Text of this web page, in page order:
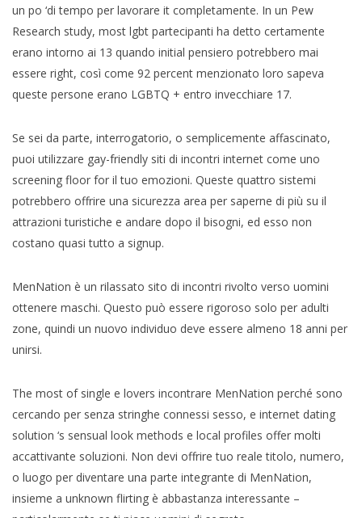
un po ‘di tempo per lavorare it completamente. In un Pew
Research study, most lgbt partecipanti ha detto certamente
erano intorno ai 13 quando initial pensiero potrebbero mai
essere right, così come 92 percent menzionato loro sapeva
queste persone erano LGBTQ + entro invecchiare 17.
Se sei da parte, interrogatorio, o semplicemente affascinato,
puoi utilizzare gay-friendly siti di incontri internet come uno
screening floor for il tuo emozioni. Queste quattro sistemi
potrebbero offrire una sicurezza area per saperne di più su il
attrazioni turistiche e andare dopo il bisogni, ed esso non
costano quasi tutto a signup.
MenNation è un rilassato sito di incontri rivolto verso uomini
ottenere maschi. Questo può essere rigoroso solo per adulti
zone, quindi un nuovo individuo deve essere almeno 18 anni per
unirsi.
The most of single e lovers incontrare MenNation perché sono
cercando per senza stringhe connessi sesso, e internet dating
solution ‘s sensual look methods e local profiles offer molti
accattivante soluzioni. Non devi offrire tuo reale titolo, numero,
o luogo per diventare una parte integrante di MenNation,
insieme a unknown flirting è abbastanza interessante –